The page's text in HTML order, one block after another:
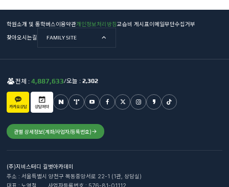
학원소개 및 통학버스이용약관개인정보처리방침교습비 게시표이메일무단수집거부
찾아오시는길
FAMILY SITE
(주)지비스터디 길벗아카데미
주소 : 서울특별시 양천구 목동중앙서로 22-1 (1관, 상담실)
전체 :4,887,633/오늘 :2,302
상담예약
카카오상담
관별 상세정보(계좌/사업자/등록번호)